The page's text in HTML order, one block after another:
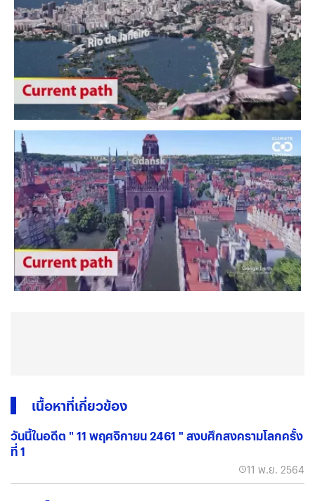
เนื้อหาที่เกี่ยวข้อง
วันนี้ในอดีต " 11 พฤศจิกายน 2461 " สงบศึกสงครามโลกครั้ง
ที่ 1
11 พ.ย. 2564